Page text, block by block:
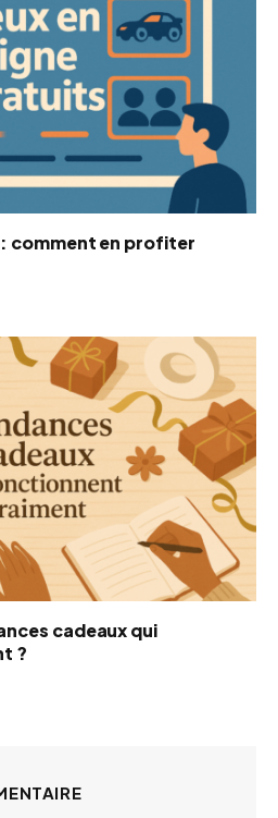
comment en profiter
cadeaux qui
?